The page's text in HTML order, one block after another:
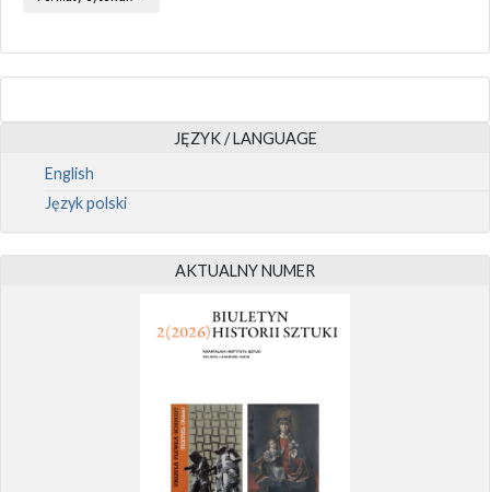
JĘZYK / LANGUAGE
English
Język polski
AKTUALNY NUMER